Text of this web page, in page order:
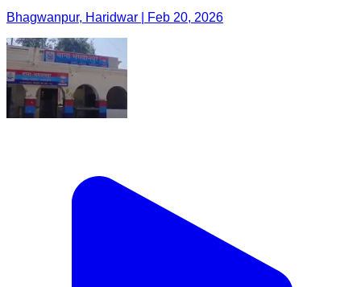
Bhagwanpur, Haridwar | Feb 20, 2026